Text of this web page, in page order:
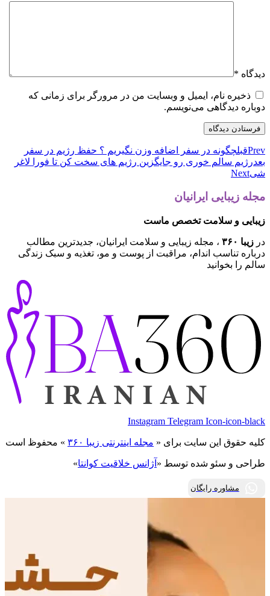
دیدگاه *
ذخیره نام، ایمیل و وبسایت من در مرورگر برای زمانی که
دوباره دیدگاهی می‌نویسم.
Prevقبلچگونه در سفر اضافه وزن نگیریم ؟ حفظ رژیم در سفر
بعدرژیم سالم خوری رو جایگزین رژیم های سخت کن تا فورا لاغر
شیNext
مجله زیبایی ایرانیان
زیبایی و سلامت تخصص ماست
در زیبا ۳۶۰
، مجله زیبایی و سلامت ایرانیان، جدیدترین مطالب
درباره تناسب اندام، مراقبت از پوست و مو، تغذیه و سبک زندگی
سالم را بخوانید
Instagram Telegram Icon-icon-black
کلیه حقوق این سایت برای « مجله اینترنتی زیبا ۳۶۰ » محفوظ است
طراحی و سئو شده توسط « آژانس خلاقیت کوانتا»
مشاوره رایگان